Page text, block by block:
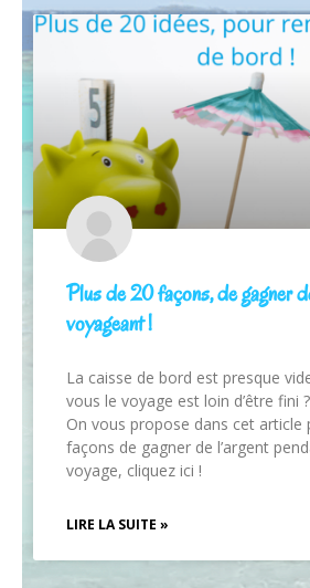
Plus de 20 façons, de gagner
voyageant !
La caisse de bord est presque
vous le voyage est loin d’être fini ?
On vous propose dans cet article
façons de gagner de l’argent
voyage, cliquez ici !
LIRE LA SUITE »